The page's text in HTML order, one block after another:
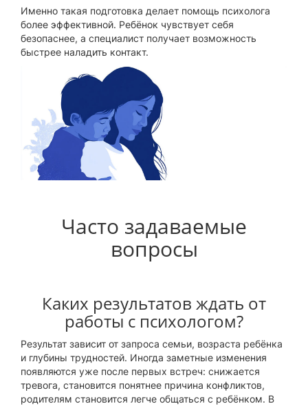
Именно такая подготовка делает помощь психолога
более эффективной. Ребёнок чувствует себя
безопаснее, а специалист получает возможность
быстрее наладить контакт.
Часто задаваемые
вопросы
Каких результатов ждать от
работы с психологом?
Результат зависит от запроса семьи, возраста ребёнка
и глубины трудностей. Иногда заметные изменения
появляются уже после первых встреч: снижается
тревога, становится понятнее причина конфликтов,
родителям становится легче общаться с ребёнком. В